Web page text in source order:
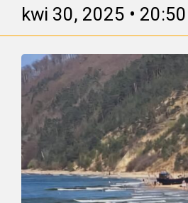
kwi 30, 2025 • 20:50